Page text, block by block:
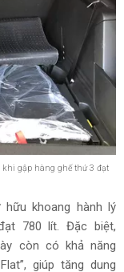
khá rộng rãi. Tuy
có thể cảm nhận
quãng đường